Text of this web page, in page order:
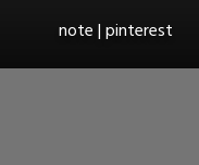
note | pinterest